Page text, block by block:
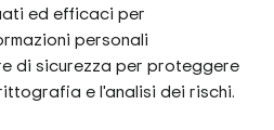
ed efficaci per
personali
di sicurezza per proteggere
e l'analisi dei rischi.